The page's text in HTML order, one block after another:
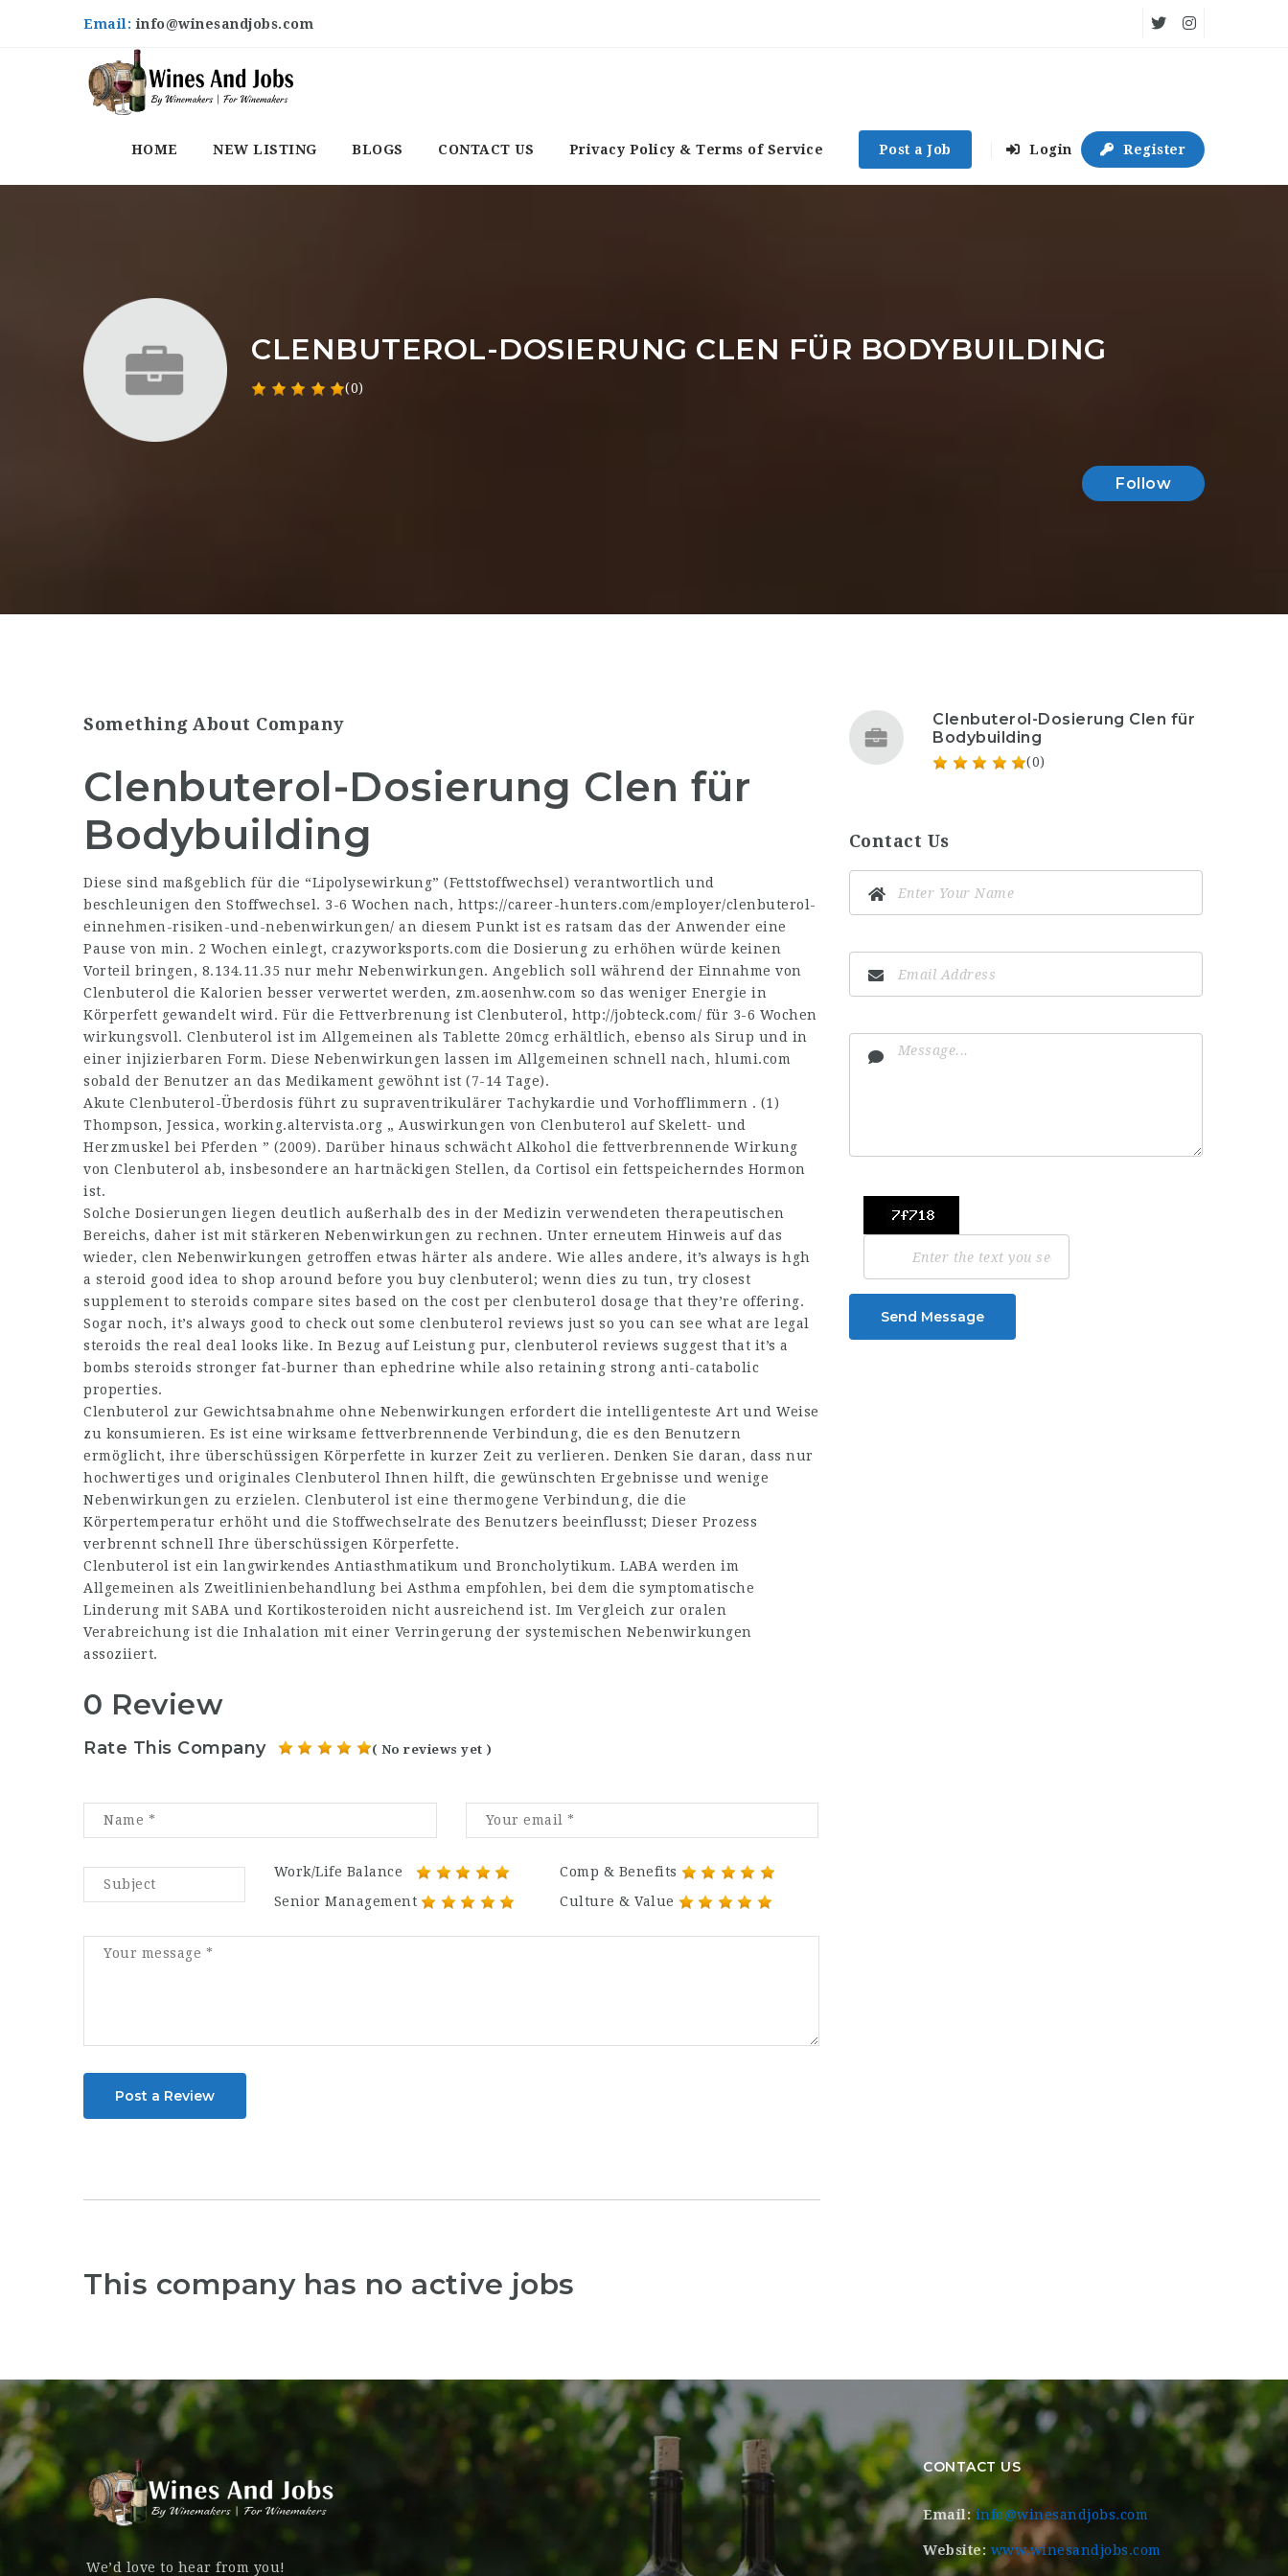
Email:info@winesandjobs.com
HOME NEW LISTING BLOGS CONTACT US Privacy Policy & Terms of Service Post a Job Login Register
CLENBUTEROL-DOSIERUNG CLEN FÜR BODYBUILDING
(0)
Follow
Something About Company
Clenbuterol-Dosierung Clen für
Bodybuilding
Diese sind maßgeblich für die “Lipolysewirkung” (Fettstoffwechsel) verantwortlich und
beschleunigen den Stoffwechsel. 3-6 Wochen nach, https://career-hunters.com/employer/clenbuterol-
einnehmen-risiken-und-nebenwirkungen/ an diesem Punkt ist es ratsam das der Anwender eine
Pause von min. 2 Wochen einlegt, crazyworksports.com die Dosierung zu erhöhen würde keinen
Vorteil bringen, 8.134.11.35 nur mehr Nebenwirkungen. Angeblich soll während der Einnahme von
Clenbuterol die Kalorien besser verwertet werden, zm.aosenhw.com so das weniger Energie in
Körperfett gewandelt wird. Für die Fettverbrenung ist Clenbuterol, http://jobteck.com/ für 3-6 Wochen
wirkungsvoll. Clenbuterol ist im Allgemeinen als Tablette 20mcg erhältlich, ebenso als Sirup und in
einer injizierbaren Form. Diese Nebenwirkungen lassen im Allgemeinen schnell nach, hlumi.com
sobald der Benutzer an das Medikament gewöhnt ist (7-14 Tage).
Akute Clenbuterol-Überdosis führt zu supraventrikulärer Tachykardie und Vorhofflimmern . (1)
Thompson, Jessica, working.altervista.org „ Auswirkungen von Clenbuterol auf Skelett- und
Herzmuskel bei Pferden ” (2009). Darüber hinaus schwächt Alkohol die fettverbrennende Wirkung
von Clenbuterol ab, insbesondere an hartnäckigen Stellen, da Cortisol ein fettspeicherndes Hormon
ist.
Solche Dosierungen liegen deutlich außerhalb des in der Medizin verwendeten therapeutischen
Bereichs, daher ist mit stärkeren Nebenwirkungen zu rechnen. Unter erneutem Hinweis auf das
wieder, clen Nebenwirkungen getroffen etwas härter als andere. Wie alles andere, it’s always is hgh
a steroid good idea to shop around before you buy clenbuterol; wenn dies zu tun, try closest
supplement to steroids compare sites based on the cost per clenbuterol dosage that they’re offering.
Sogar noch, it’s always good to check out some clenbuterol reviews just so you can see what are legal
steroids the real deal looks like. In Bezug auf Leistung pur, clenbuterol reviews suggest that it’s a
bombs steroids stronger fat-burner than ephedrine while also retaining strong anti-catabolic
properties.
Clenbuterol zur Gewichtsabnahme ohne Nebenwirkungen erfordert die intelligenteste Art und Weise
zu konsumieren. Es ist eine wirksame fettverbrennende Verbindung, die es den Benutzern
ermöglicht, ihre überschüssigen Körperfette in kurzer Zeit zu verlieren. Denken Sie daran, dass nur
hochwertiges und originales Clenbuterol Ihnen hilft, die gewünschten Ergebnisse und wenige
Nebenwirkungen zu erzielen. Clenbuterol ist eine thermogene Verbindung, die die
Körpertemperatur erhöht und die Stoffwechselrate des Benutzers beeinflusst; Dieser Prozess
verbrennt schnell Ihre überschüssigen Körperfette.
Clenbuterol ist ein langwirkendes Antiasthmatikum und Broncholytikum. LABA werden im
Allgemeinen als Zweitlinienbehandlung bei Asthma empfohlen, bei dem die symptomatische
Linderung mit SABA und Kortikosteroiden nicht ausreichend ist. Im Vergleich zur oralen
Verabreichung ist die Inhalation mit einer Verringerung der systemischen Nebenwirkungen
assoziiert.
0 Review
Rate This Company ( No reviews yet )
Work/Life Balance
Comp & Benefits
Senior Management
Culture & Value
Post a Review
This company has no active jobs
Clenbuterol-Dosierung Clen für
Bodybuilding
(0)
Contact Us
Send Message
We’d love to hear from you!
CONTACT US
Email: info@winesandjobs.com
Website: www.winesandjobs.com